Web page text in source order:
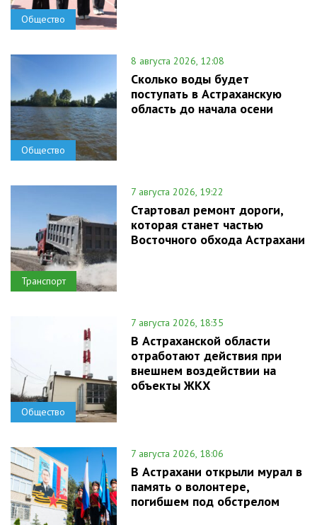
Общество
Общество
8 августа 2026, 12:08
Сколько воды будет
поступать в Астраханскую
область до начала осени
Транспорт
7 августа 2026, 19:22
Стартовал ремонт дороги,
которая станет частью
Восточного обхода Астрахани
Общество
7 августа 2026, 18:35
В Астраханской области
отработают действия при
внешнем воздействии на
объекты ЖКХ
7 августа 2026, 18:06
В Астрахани открыли мурал в
память о волонтере,
погибшем под обстрелом